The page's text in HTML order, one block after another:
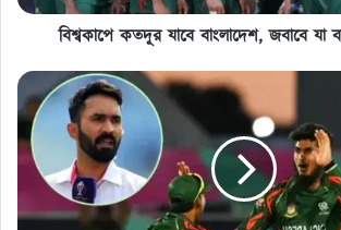
বিশ্বকাপে কতদূর যাবে বাংলাদেশ, জবাবে
এবার
রিশাদকে
যে
জন্য
বাংলাদেশের
বললেন